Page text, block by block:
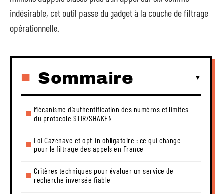
indésirable, cet outil passe du gadget à la couche de filtrage
opérationnelle.
Sommaire
Mécanisme d’authentification des numéros et limites
du protocole STIR/SHAKEN
Loi Cazenave et opt-in obligatoire : ce qui change
pour le filtrage des appels en France
Critères techniques pour évaluer un service de
recherche inversée fiable